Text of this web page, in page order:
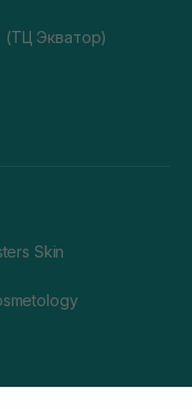
(ТЦ Экватор)
Skin